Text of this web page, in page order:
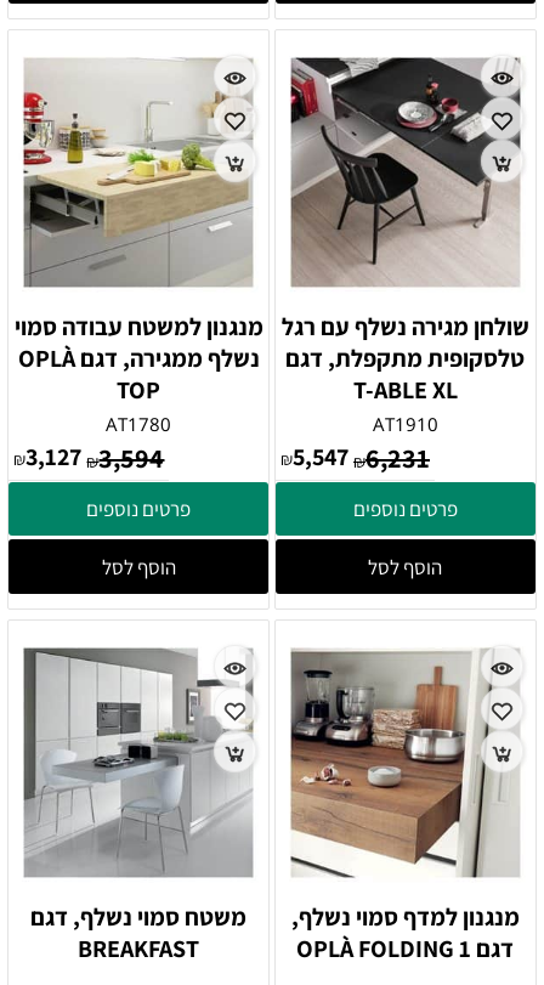
שולחן מגירה נשלף עם רגל
טלסקופית מתקפלת, דגם
T-ABLE XL
AT1910
₪6,231
₪5,547
פרטים נוספים
הוסף לסל
מנגנון למשטח עבודה סמוי
נשלף ממגירה, דגם OPLÀ
TOP
AT1780
₪3,594
₪3,127
פרטים נוספים
הוסף לסל
מנגנון למדף סמוי נשלף,
דגם OPLÀ FOLDING 1
משטח סמוי נשלף, דגם
BREAKFAST